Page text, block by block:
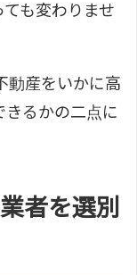
も変わりませ
動産をいかに高
きるかの二点に
者を選別